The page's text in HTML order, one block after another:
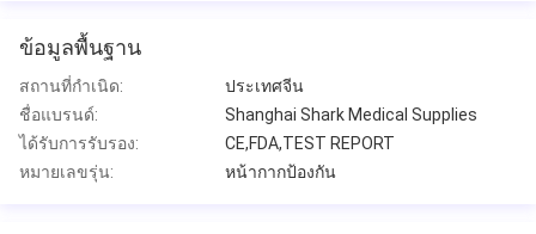
ข้อมูลพื้นฐาน
สถานที่กำเนิด:
ประเทศจีน
ชื่อแบรนด์:
Shanghai Shark Medical Supplies
ได้รับการรับรอง:
CE,FDA,TEST REPORT
หมายเลขรุ่น:
หน้ากากป้องกัน